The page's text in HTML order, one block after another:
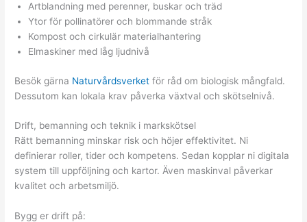
Artblandning med perenner, buskar och träd
Ytor för pollinatörer och blommande stråk
Kompost och cirkulär materialhantering
Elmaskiner med låg ljudnivå
Besök gärna Naturvårdsverket för råd om biologisk mångfald.
Dessutom kan lokala krav påverka växtval och skötselnivå.
Drift, bemanning och teknik i markskötsel
Rätt bemanning minskar risk och höjer effektivitet. Ni
definierar roller, tider och kompetens. Sedan kopplar ni digitala
system till uppföljning och kartor. Även maskinval påverkar
kvalitet och arbetsmiljö.
Bygg er drift på: